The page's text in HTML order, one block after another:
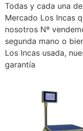
Todas y cada una
Mercado Los Incas
nosotros Nº
segunda mano o
Los Incas usada,
garantía